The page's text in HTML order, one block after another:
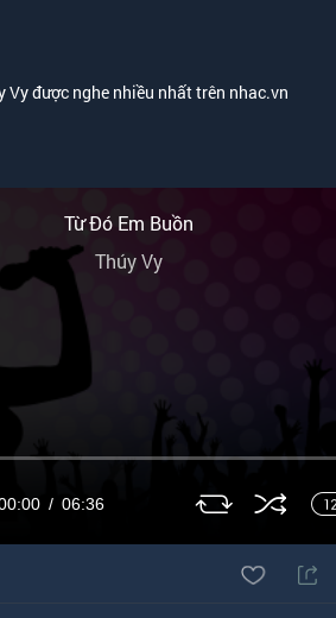
Vy được nghe nhiều nhất trên nhac.vn
Từ Đó Em Buồn
Thúy Vy
06:36